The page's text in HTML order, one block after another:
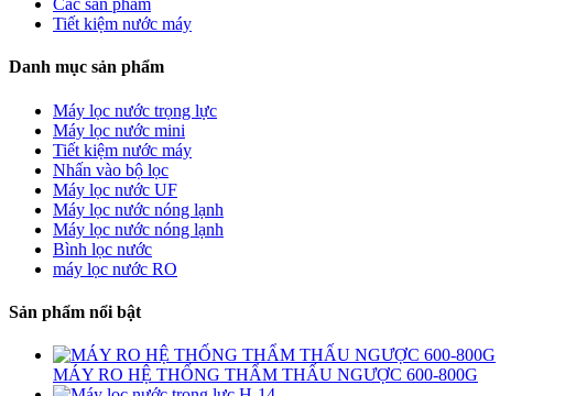
Các sản phẩm
Tiết kiệm nước máy
Danh mục sản phẩm
Máy lọc nước trọng lực
Máy lọc nước mini
Tiết kiệm nước máy
Nhấn vào bộ lọc
Máy lọc nước UF
Máy lọc nước nóng lạnh
Máy lọc nước nóng lạnh
Bình lọc nước
máy lọc nước RO
Sản phẩm nổi bật
MÁY RO HỆ THỐNG THẨM THẤU NGƯỢC 600-800G